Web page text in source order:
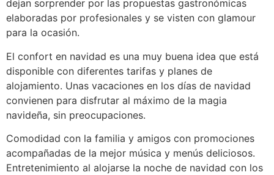
dejan sorprender por las propuestas gastronómicas
elaboradas por profesionales y se visten con glamour
para la ocasión.
El confort en navidad es una muy buena idea que está
disponible con diferentes tarifas y planes de
alojamiento. Unas vacaciones en los días de navidad
convienen para disfrutar al máximo de la magia
navideña, sin preocupaciones.
Comodidad con la familia y amigos con promociones
acompañadas de la mejor música y menús deliciosos.
Entretenimiento al alojarse la noche de navidad con los